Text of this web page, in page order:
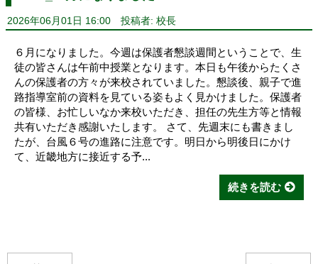
2026年06月01日 16:00 投稿者: 校長
６月になりました。今週は保護者懇談週間ということで、生
徒の皆さんは午前中授業となります。本日も午後からたくさ
んの保護者の方々が来校されていました。懇談後、親子で進
路指導室前の資料を見ている姿もよく見かけました。保護者
の皆様、お忙しいなか来校いただき、担任の先生方等と情報
共有いただき感謝いたします。 さて、先週末にも書きまし
たが、台風６号の進路に注意です。明日から明後日にかけ
て、近畿地方に接近する予...
続きを読む